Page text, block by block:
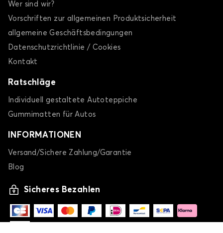
Wer sind wir?
Vorschriften zur allgemeinen Produktsicherheit
allgemeine Geschäftsbedingungen
Datenschutzrichtlinie / Cookies
Kontakt
Ratschläge
Individuell gestaltete Autoteppiche
Gummimatten für Autos
INFORMATIONEN
Versand/Sichere Zahlung/Garantie
Blog
Sicheres Bezahlen